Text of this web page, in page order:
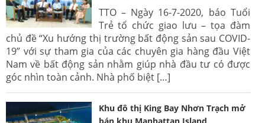
TTO – Ngày 16-7-2020, báo Tuổi
Trẻ tổ chức giao lưu – tọa đàm
chủ đề “Xu hướng thị trường bất động sản sau COVID-
19” với sự tham gia của các chuyên gia hàng đầu Việt
Nam về bất động sản nhằm giúp nhà đầu tư có được
góc nhìn toàn cảnh. Nhà phố biệt […]
Khu đô thị King Bay Nhơn Trạch mở